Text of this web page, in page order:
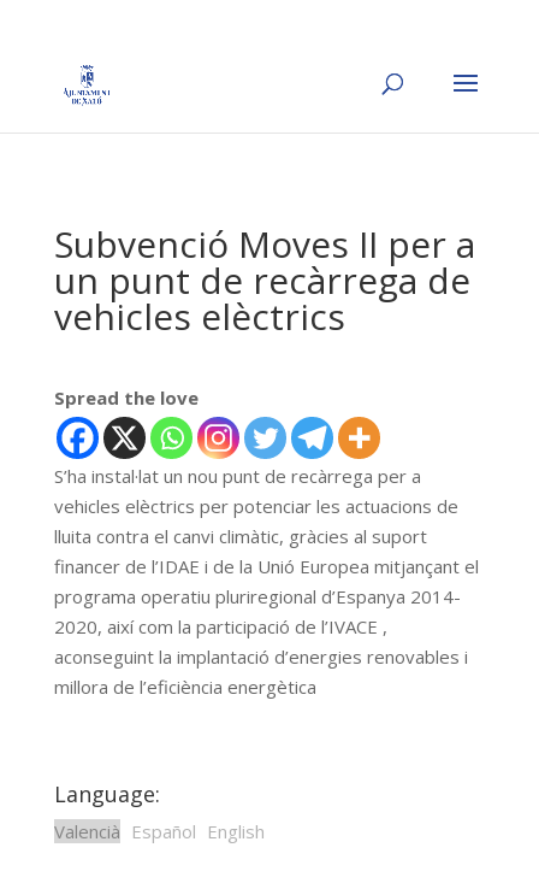
Subvenció Moves II per a
un punt de recàrrega de
vehicles elèctrics
Spread the love
S’ha instal·lat un nou punt de recàrrega per a
vehicles elèctrics per potenciar les actuacions de
lluita contra el canvi climàtic, gràcies al suport
financer de l’IDAE i de la Unió Europea mitjançant el
programa operatiu pluriregional d’Espanya 2014-
2020, així com la participació de l’IVACE ,
aconseguint la implantació d’energies renovables i
millora de l’eficiència energètica
Language:
Valencià Español English